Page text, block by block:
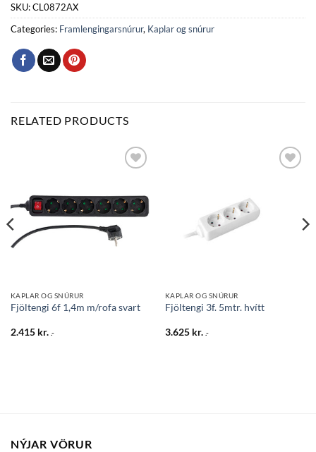
SKU:CL0872AX
Categories: Framlengingarsnúrur, Kaplar og snúrur
RELATED PRODUCTS
óskalista
KAPLAR OG SNÚRUR
Fjöltengi 6f 1,4m m/rofa svart
2.415 kr. .-
KAPLAR OG SNÚRUR
Fjöltengi 3f. 5mtr. hvítt
3.625 kr. .-
NÝJAR VÖRUR